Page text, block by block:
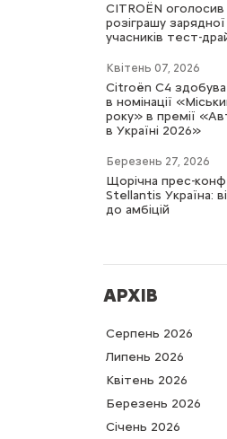
CITROËN
розіграшу
учасників тест-
Квітень 07, 2026
Citroën C4
в номінації
року» в премії
в Україні 2026»
Березень 27, 2026
Щорічна прес-
Stellantis Україна:
до амбіцій
АРХІВ
Серпень 2026
Липень 2026
Квітень 2026
Березень 2026
Cічень 2026